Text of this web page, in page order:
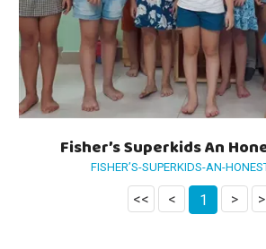
Fisher’s Superkids An
FISHER’S-SUPERKIDS-AN-
<< < 1 >